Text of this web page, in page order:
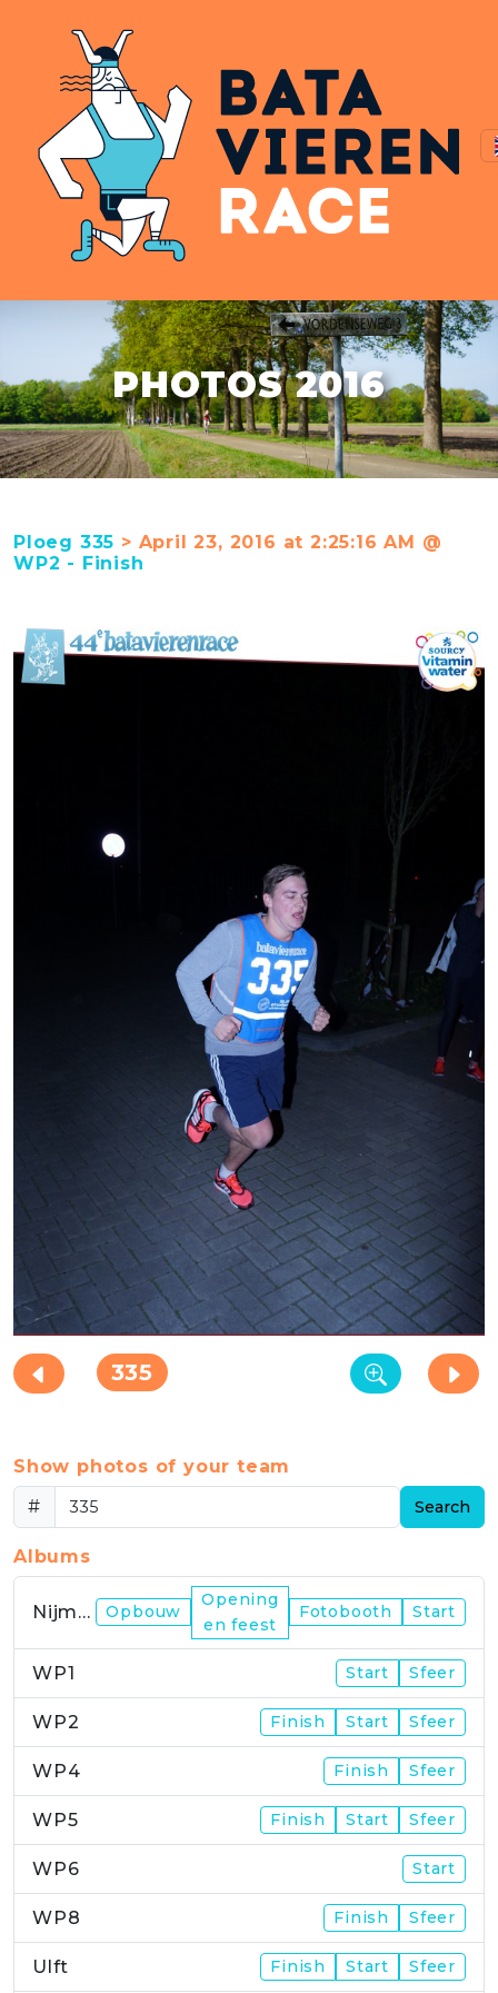
PHOTOS 2016
Ploeg 335 > April 23, 2016 at 2:25:16 AM @
WP2 - Finish
335
Show photos of your team
#
Search
Albums
Nijmegen Opbouw
Opening
en feest
Fotobooth Start
WP1 Start Sfeer
WP2 Finish Start Sfeer
WP4 Finish Sfeer
WP5 Finish Start Sfeer
WP6 Start
WP8 Finish Sfeer
Ulft Finish Start Sfeer